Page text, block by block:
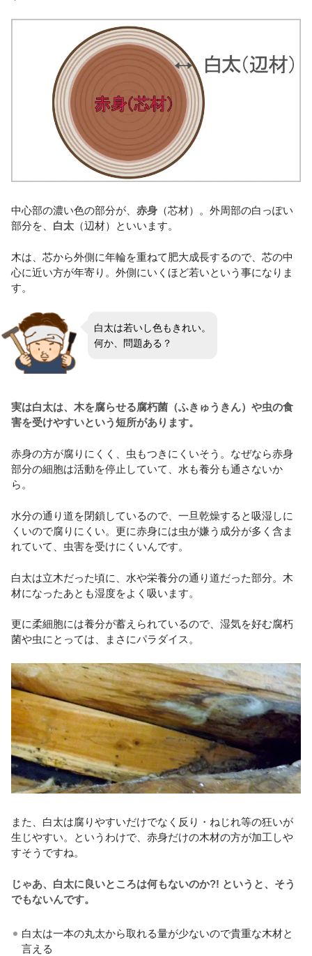
中心部の濃い色の部分が、 赤身 （芯材）。外周部の白っぽい
部分を、 白太 （辺材）といいます。
木は、芯から外側に年輪を重ねて肥大成長するので、芯の中
心に近い方が年寄り。外側にいくほど若いという事になりま
す。
白太は若いし色もきれい。
何か、問題ある？
実は白太は、木を腐らせる腐朽菌（ふきゅうきん）や虫の食
害を受けやすいという短所があります。
赤身の方が腐りにくく、虫もつきにくいそう。なぜなら赤身
部分の細胞は活動を停止していて、水も養分も通さないか
ら。
水分の通り道を閉鎖しているので、一旦乾燥すると吸湿しに
くいので腐りにくい。更に赤身には虫が嫌う成分が多く含ま
れていて、虫害を受けにくいんです。
白太は立木だった頃に、水や栄養分の通り道だった部分。木
材になったあとも湿度をよく吸います。
更に柔細胞には養分が蓄えられているので、湿気を好む腐朽
菌や虫にとっては、まさにパラダイス。
また、白太は腐りやすいだけでなく反り・ねじれ等の狂いが
生じやすい。というわけで、赤身だけの木材の方が加工しや
すそうですね。
じゃあ、白太に良いところは何もないのか?! というと、そう
でもないんです。
白太は一本の丸太から取れる量が少ないので貴重な木材と
言える